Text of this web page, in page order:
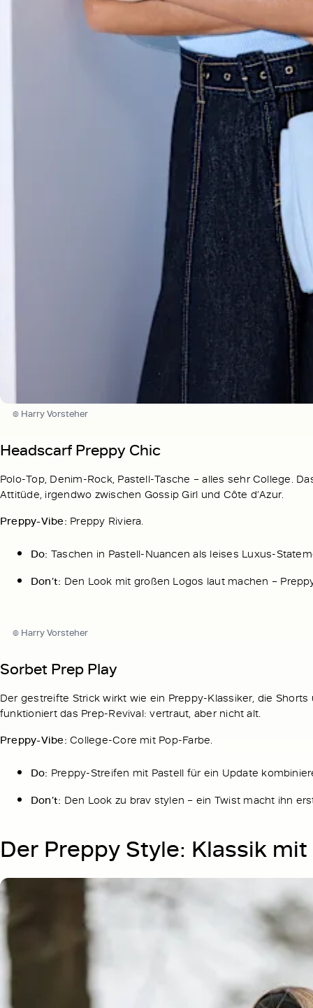
© Harry Vorsteher
Headscarf Preppy Chic
Polo-Top, Denim-Rock, Pastell-Tasche – alles sehr College.
Attitüde, irgendwo zwischen Gossip Girl und Côte d’Azur.
Preppy-Vibe: Preppy Riviera.
Do: Taschen in Pastell-Nuancen als leises Luxus-
Don’t: Den Look mit großen Logos laut machen –
© Harry Vorsteher
Sorbet Prep Play
Der gestreifte Strick wirkt wie ein Preppy-Klassiker, die
funktioniert das Prep-Revival: vertraut, aber nicht alt.
Preppy-Vibe: College-Core mit Pop-Farbe.
Do: Preppy-Streifen mit Pastell für ein Update
Don’t: Den Look zu brav stylen – ein Twist macht ihn
Der Preppy Style: Klassik